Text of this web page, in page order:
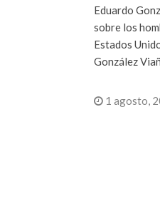
Eduardo
sobre los
Estados
González
1 agosto,